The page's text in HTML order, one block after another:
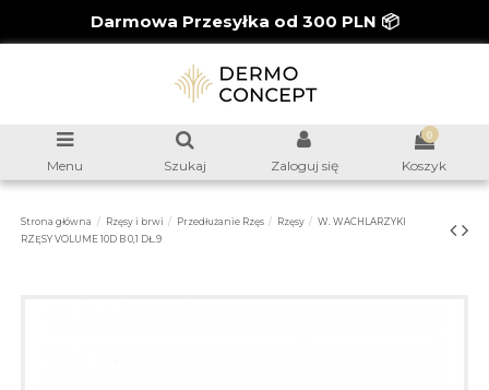
Darmowa Przesyłka od 300 PLN 📦
Menu Szukaj Zaloguj się
0
Koszyk
Strona główna Rzęsy i brwi Przedłużanie Rzęs Rzęsy
W. WACHLARZYKI
RZĘSY VOLUME 10D B 0,1 DŁ.9